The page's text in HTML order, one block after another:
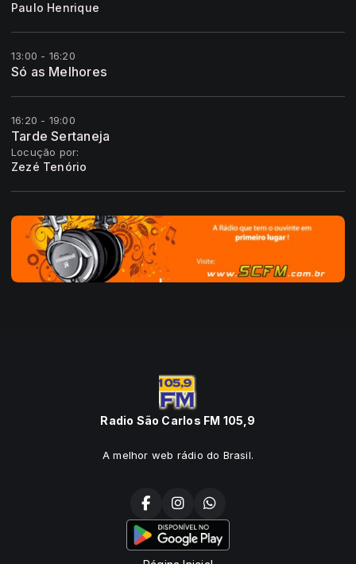
Paulo Henrique
13:00 - 16:20
Só as Melhores
16:20 - 19:00
Tarde Sertaneja
Locução por:
Zezé Tenório
Radio São Carlos FM 105,9
A melhor web rádio do Brasil.